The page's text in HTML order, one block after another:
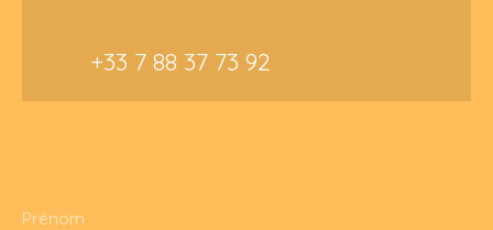
+33 7 88 37 73 92
Prénom